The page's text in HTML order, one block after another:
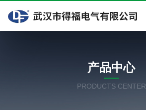
关于我们
产品中心
产品中心
PRODUCTS CENTER